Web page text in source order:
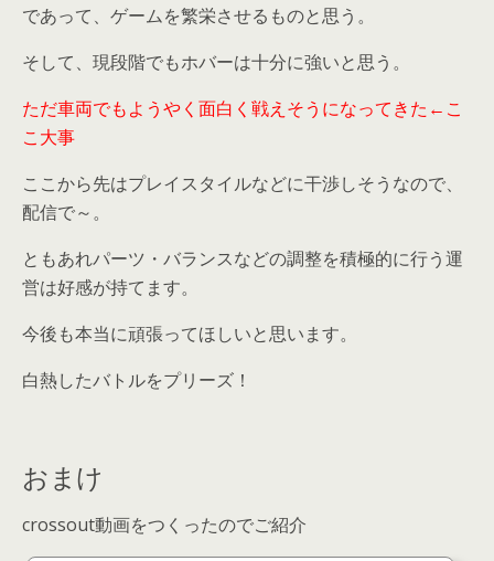
であって、ゲームを繁栄させるものと思う。
そして、 現段階でもホバーは十分に強いと思う。
ただ車両でもようやく面白く戦えそうになってきた←こ
こ大事
ここから先はプレイスタイルなどに干渉しそうなので、
配信で～。
ともあれパーツ・バランスなどの調整を積極的に行う運
営は好感が持てます。
今後も本当に頑張ってほしいと思います。
白熱したバトルをプリーズ！
おまけ
crossout動画をつくったのでご紹介